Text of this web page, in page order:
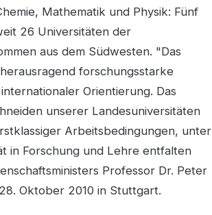
Mathematik und Physik: Fünf
26 Universitäten der
aus dem Südwesten. "Das
forschungsstarke
Orientierung. Das
unserer Landesuniversitäten
Arbeitsbedingungen, unter
in Forschung und Lehre entfalten
Professor Dr. Peter
Oktober 2010 in Stuttgart.